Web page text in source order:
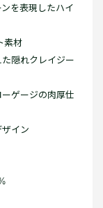
を表現したハイ
素材
隠れクレイジー
ゲージの肉厚仕
ザイン